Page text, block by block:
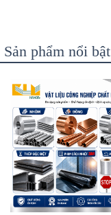
Sản phẩm nổi bật